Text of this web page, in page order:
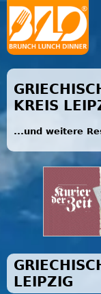
KREIS
...und weitere
LEIPZIG